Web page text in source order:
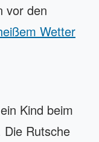
vor den
Wetter
Kind beim
Die Rutsche